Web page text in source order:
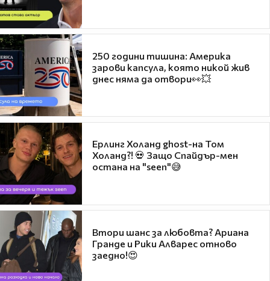
250 години тишина: Америка
зарови капсула, която никой жив
днес няма да отвори👀💥
Ерлинг Холанд ghost-на Том
Холанд?! 💀 Защо Спайдър-мен
остана на "seen"😅
Втори шанс за любовта? Ариана
Гранде и Рики Алварес отново
заедно!😍